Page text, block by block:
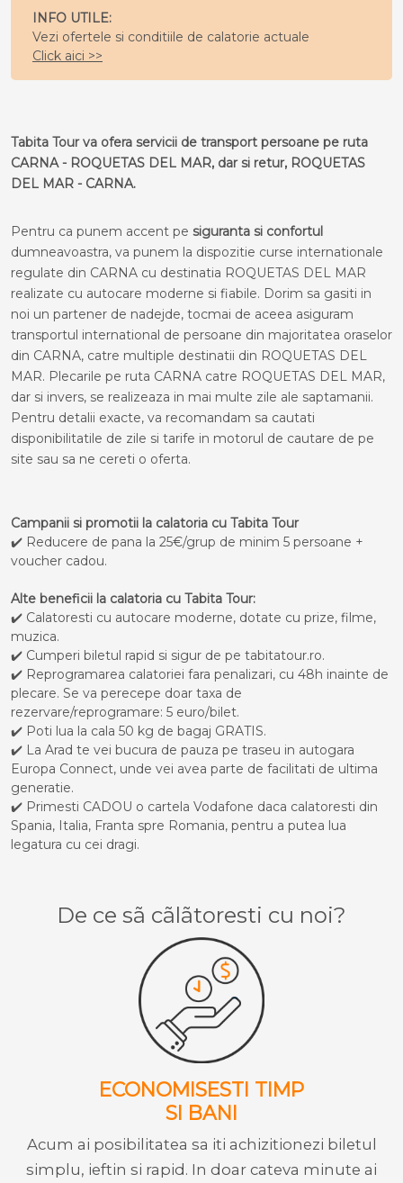
INFO UTILE:
Vezi ofertele si conditiile de calatorie actuale
Click aici >>
Tabita Tour va ofera servicii de transport persoane pe ruta
CARNA - ROQUETAS DEL MAR, dar si retur, ROQUETAS
DEL MAR - CARNA.
Pentru ca punem accent pe siguranta si confortul
dumneavoastra, va punem la dispozitie curse internationale
regulate din CARNA cu destinatia ROQUETAS DEL MAR
realizate cu autocare moderne si fiabile. Dorim sa gasiti in
noi un partener de nadejde, tocmai de aceea asiguram
transportul international de persoane din majoritatea oraselor
din CARNA, catre multiple destinatii din ROQUETAS DEL
MAR. Plecarile pe ruta CARNA catre ROQUETAS DEL MAR,
dar si invers, se realizeaza in mai multe zile ale saptamanii.
Pentru detalii exacte, va recomandam sa cautati
disponibilitatile de zile si tarife in motorul de cautare de pe
site sau sa ne cereti o oferta.
Campanii si promotii la calatoria cu Tabita Tour
✔️ Reducere de pana la 25€/grup de minim 5 persoane +
voucher cadou.
Alte beneficii la calatoria cu Tabita Tour:
✔️ Calatoresti cu autocare moderne, dotate cu prize, filme,
muzica.
✔️ Cumperi biletul rapid si sigur de pe tabitatour.ro.
✔️ Reprogramarea calatoriei fara penalizari, cu 48h inainte de
plecare. Se va perecepe doar taxa de
rezervare/reprogramare: 5 euro/bilet.
✔️ Poti lua la cala 50 kg de bagaj GRATIS.
✔️ La Arad te vei bucura de pauza pe traseu in autogara
Europa Connect, unde vei avea parte de facilitati de ultima
generatie.
✔️ Primesti CADOU o cartela Vodafone daca calatoresti din
Spania, Italia, Franta spre Romania, pentru a putea lua
legatura cu cei dragi.
De ce sã cãlãtoresti cu noi?
ECONOMISESTI TIMP
SI BANI
Acum ai posibilitatea sa iti achizitionezi biletul
simplu, ieftin si rapid. In doar cateva minute ai